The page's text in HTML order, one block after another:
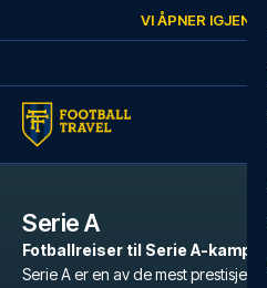
VI ÅPNER IGJEN
Serie A
Fotballreiser til Serie A-kamper
Serie A er en av de mest